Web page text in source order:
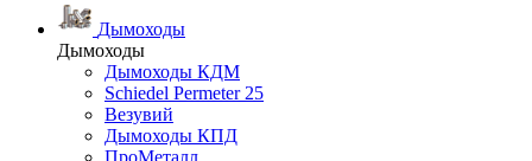
Дымоходы
Дымоходы
Дымоходы КДМ
Schiedel Permeter 25
Везувий
Дымоходы КПД
ПроМеталл